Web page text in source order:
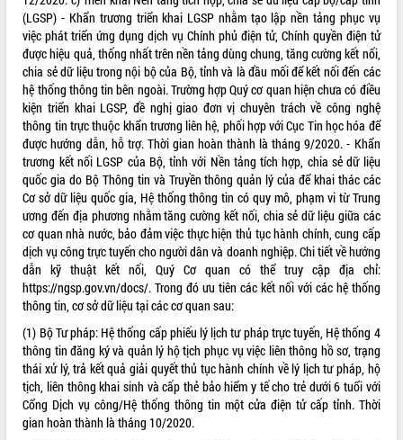
(LGSP) - Khẩn trương triển khai LGSP nhằm tạo lập nền tảng phục vụ
việc phát triển ứng dụng dịch vụ Chính phủ điện tử, Chính quyền điện tử
được hiệu quả, thống nhất trên nền tảng dùng chung, tăng cường kết nối,
chia sẻ dữ liệu trong nội bộ của Bộ, tỉnh và là đầu mối để kết nối đến các
hệ thống thông tin bên ngoài. Trường hợp Quý cơ quan hiện chưa có điều
kiện triển khai LGSP, đề nghị giao đơn vị chuyên trách về công nghệ
thông tin trực thuộc khẩn trương liên hệ, phối hợp với Cục Tin học hóa để
được hướng dẫn, hỗ trợ. Thời gian hoàn thành là tháng 9/2020. - Khẩn
trương kết nối LGSP của Bộ, tỉnh với Nền tảng tích hợp, chia sẻ dữ liệu
quốc gia do Bộ Thông tin và Truyền thông quản lý của để khai thác các
Cơ sở dữ liệu quốc gia, Hệ thống thông tin có quy mô, phạm vi từ Trung
ương đến địa phương nhằm tăng cường kết nối, chia sẻ dữ liệu giữa các
cơ quan nhà nước, bảo đảm việc thực hiện thủ tục hành chính, cung cấp
dịch vụ công trực tuyến cho người dân và doanh nghiệp. Chi tiết về hướng
dẫn kỹ thuật kết nối, Quý Cơ quan có thể truy cập địa chỉ:
https://ngsp.gov.vn/docs/. Trong đó ưu tiên các kết nối với các hệ thống
thông tin, cơ sở dữ liệu tại các cơ quan sau:
(1) Bộ Tư pháp: Hệ thống cấp phiếu lý lịch tư pháp trực tuyến, Hệ thống 4
thông tin đăng ký và quản lý hộ tịch phục vụ việc liên thông hồ sơ, trạng
thái xử lý, trả kết quả giải quyết thủ tục hành chính về lý lịch tư pháp, hộ
tịch, liên thông khai sinh và cấp thẻ bảo hiểm y tế cho trẻ dưới 6 tuổi với
Cổng Dịch vụ công/Hệ thống thông tin một cửa điện tử cấp tỉnh. Thời
gian hoàn thành là tháng 10/2020.